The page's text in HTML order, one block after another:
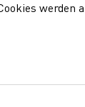
die
werden